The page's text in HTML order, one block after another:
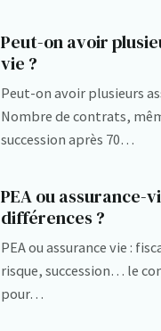
Peut-on avoir
vie ?
Peut-on avoir plusieurs
Nombre de contrats,
succession après 70…
PEA ou assurance-
différences ?
PEA ou assurance vie :
risque, succession… le
pour…